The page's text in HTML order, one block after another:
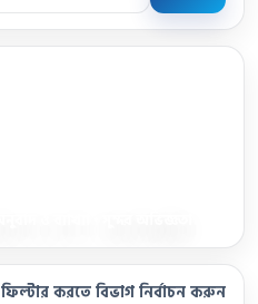
ফিল্টার করতে বিভাগ নির্বাচন করুন